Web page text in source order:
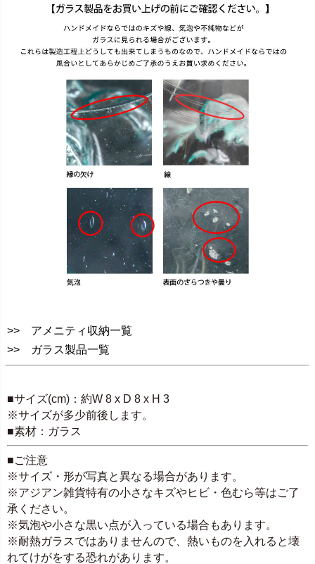
>> アメニティ収納一覧
>> ガラス製品一覧
■サイズ(cm)：約W 8 x D 8 x H 3
※サイズが多少前後します。
■素材：ガラス
■ご注意
※サイズ・形が写真と異なる場合があります。
※アジアン雑貨特有の小さなキズやヒビ・色むら等はご了
承ください。
※気泡や小さな黒い点が入っている場合もあります。
※耐熱ガラスではありませんので、熱いものを入れると壊
れてけがをする恐れがあります。